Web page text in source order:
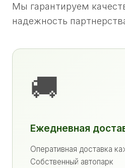
Мы гарантируем
надежность
🚚
Ежедневная
Оперативная доставка
Собственный автопарк